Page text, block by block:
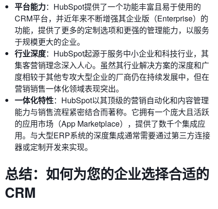
平台能力：HubSpot提供了一个功能丰富且易于使用的
CRM平台，并近年来不断增强其企业版（Enterprise）的
功能，提供了更多的定制选项和更强的管理能力，以服务
于规模更大的企业。
行业深度：HubSpot起源于服务中小企业和科技行业，其
集客营销理念深入人心。虽然其行业解决方案的深度和广
度相较于其他专攻大型企业的厂商仍在持续发展中，但在
营销销售一体化领域表现突出。
一体化特性：HubSpot以其顶级的营销自动化和内容管理
能力与销售流程紧密结合而著称。它拥有一个庞大且活跃
的应用市场（App Marketplace），提供了数千个集成应
用。与大型ERP系统的深度集成通常需要通过第三方连接
器或定制开发来实现。
总结：如何为您的企业选择合适的
CRM